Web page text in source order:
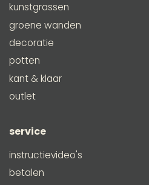
kunstgrassen
groene wanden
decoratie
potten
kant & klaar
outlet
service
instructievideo's
betalen